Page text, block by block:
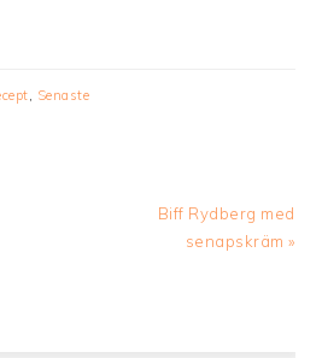
, Senaste
Next
Post:
Biff Rydberg med
senapskräm »